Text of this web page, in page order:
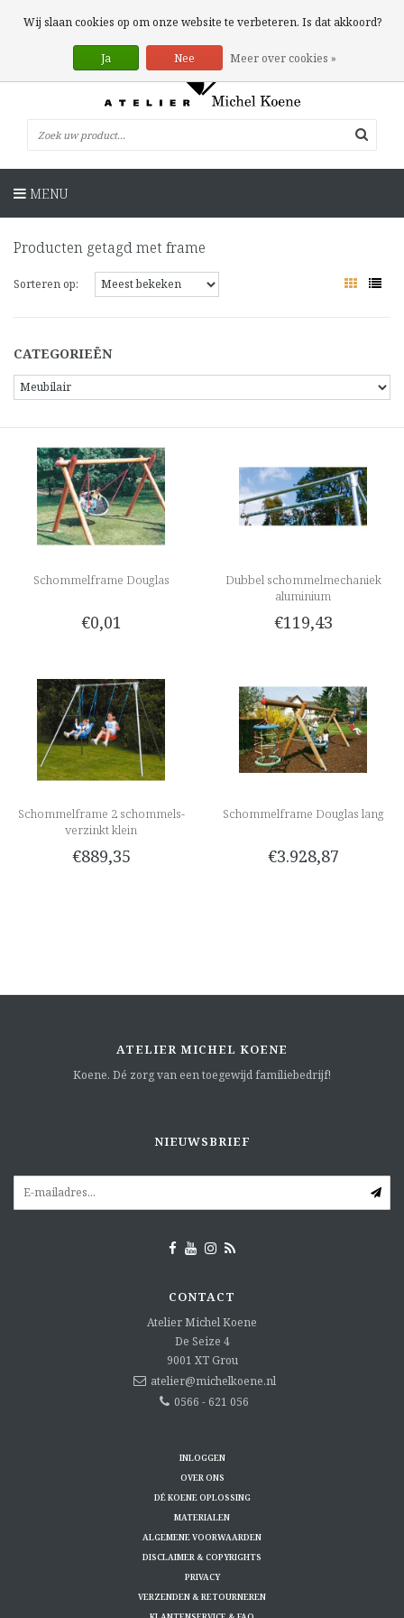
0 Artikelen
MENU
Producten getagd met frame
Sorteren op:
CATEGORIEËN
Schommelframe Douglas
€0,01
Dubbel schommelmechaniek
aluminium
€119,43
Schommelframe 2 schommels-
verzinkt klein
€889,35
Schommelframe Douglas lang
€3.928,87
ATELIER MICHEL KOENE
Koene. Dé zorg van een toegewijd familiebedrijf!
NIEUWSBRIEF
CONTACT
Atelier Michel Koene
De Seize 4
9001 XT Grou
atelier@michelkoene.nl
0566 - 621 056
INLOGGEN
OVER ONS
DÉ KOENE OPLOSSING
MATERIALEN
ALGEMENE VOORWAARDEN
DISCLAIMER & COPYRIGHTS
PRIVACY
VERZENDEN & RETOURNEREN
Wij slaan cookies op om onze website te verbeteren. Is dat akkoord?
Ja Nee Meer over cookies »